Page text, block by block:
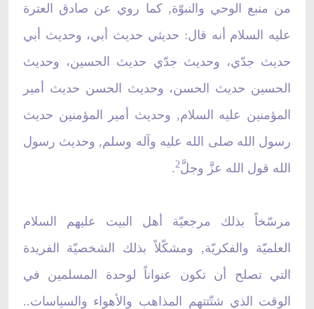
من منبع الوحي والنبوّة, كما روي عن صادق العترة
عليه السلام أنه قال: حديثي حديث أبي، وحديث أبي
حديث جدّي، وحديث جدّي حديث الحسين، وحديث
الحسين حديث الحسن، وحديث الحسن حديث أمير
المؤمنين عليه السلام, وحديث أمير المؤمنين حديث
رسول الله صلى الله عليه وآله وسلم, وحديث رسول
الله قول الله عزَّ وجلَّ2
.
مرسّخاً بذلك مرجعيّة أهل البيت عليهم السلام
العلميّة والفكريّة, ومشكّلاً بذلك الشخصيّة الفريدة
التي تصلح أن تكون عنواناً لوحدة المسلمين في
الوقت الذي شتّتتهم المذاهب والأهواء والسياسات..